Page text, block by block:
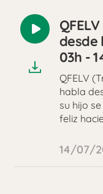
Reproducir
audiodesde
03h -
QFELV
habla
su hijo
feliz
14/07/